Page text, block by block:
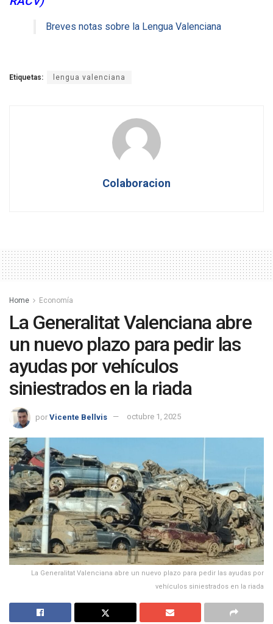
Breves notas sobre la Lengua Valenciana
Etiquetas: lengua valenciana
Colaboracion
Home Economía
La Generalitat Valenciana abre
un nuevo plazo para pedir las
ayudas por vehículos
siniestrados en la riada
por Vicente Bellvis octubre 1, 2025
La Generalitat Valenciana abre un nuevo plazo para pedir las ayudas por
vehículos siniestrados en la riada